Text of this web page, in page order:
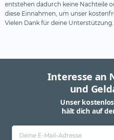
entstehen dadurch keine Nachteile
diese Einnahmen, um unser
Vielen Dank für deine Unterstützung.
Interesse an
und
Unser
hält dich auf